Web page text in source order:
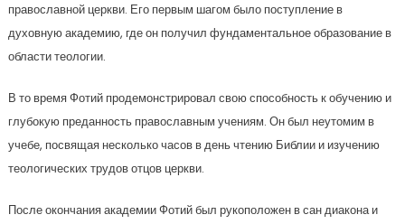
православной церкви. Его первым шагом было поступление в
духовную академию, где он получил фундаментальное образование в
области теологии.
В то время Фотий продемонстрировал свою способность к обучению и
глубокую преданность православным учениям. Он был неутомим в
учебе, посвящая несколько часов в день чтению Библии и изучению
теологических трудов отцов церкви.
После окончания академии Фотий был рукоположен в сан диакона и